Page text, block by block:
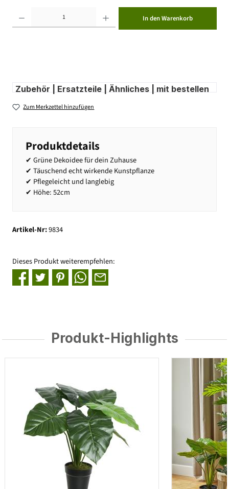
In den Warenkorb
Zubehör | Ersatzteile | Ähnliches | mit bestellen
Zum Merkzettel hinzufügen
Produktdetails
✔ Grüne Dekoidee für dein Zuhause
✔ Täuschend echt wirkende Kunstpflanze
✔ Pflegeleicht und langlebig
✔ Höhe: 52cm
Artikel-Nr:9834
Dieses Produkt weiterempfehlen:
Produkt-Highlights